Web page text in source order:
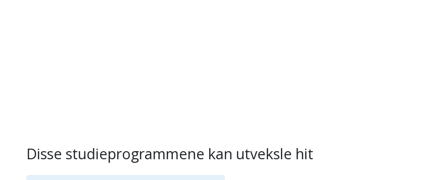
Disse studieprogrammene kan utveksle hit